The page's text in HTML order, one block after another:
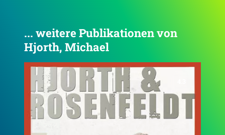
... weitere Publikationen von
Hjorth, Michael